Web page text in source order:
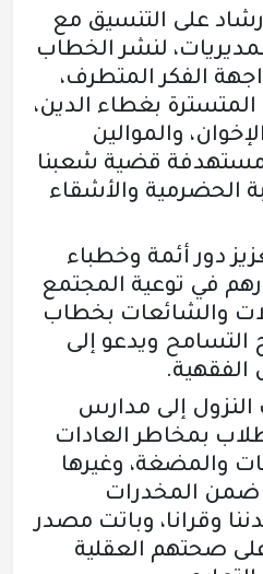
على التنسيق مع
لنشر الخطاب
الفكر المتطرف،
بغطاء الدين،
والموالين
مستهدفة قضية شعبنا
الحضرمية والأشقاء
دور أئمة وخطباء
في توعية المجتمع
والشائعات بخطاب
التسامح ويدعو إلى
الفقهية.
النزول إلى مدارس
بمخاطر العادات
والمضغة، وغيرها
ضمن المخدرات
وقرانا، وباتت مصدر
على صحتهم العقلية